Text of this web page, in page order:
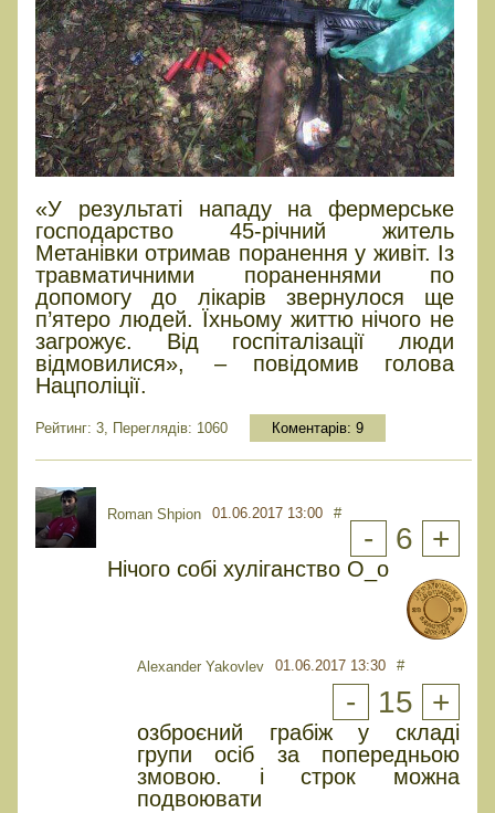
«У результаті нападу на фермерське
господарство 45-річний житель
Метанівки отримав поранення у живіт. Із
травматичними пораненнями по
допомогу до лікарів звернулося ще
п’ятеро людей. Їхньому життю нічого не
загрожує. Від госпіталізації люди
відмовилися», – повідомив голова
Нацполіції.
Рейтинг: 3, Переглядів: 1060 Коментарів: 9
Roman Shpion 01.06.2017 13:00 #
- 6 +
Нічого собі хуліганство О_о
Alexander Yakovlev 01.06.2017 13:30 #
- 15 +
озброєний грабіж у складі
групи осіб за попередньою
змовою. і строк можна
подвоювати